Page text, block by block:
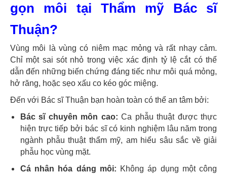
gọn môi tại Thẩm mỹ Bác sĩ
Thuận?
Vùng môi là vùng có niêm mạc mỏng và rất nhạy cảm.
Chỉ một sai sót nhỏ trong việc xác định tỷ lệ cắt có thể
dẫn đến những biến chứng đáng tiếc như môi quá mỏng,
hở răng, hoặc sẹo xấu co kéo góc miệng.
Đến với Bác sĩ Thuận bạn hoàn toàn có thể an tâm bởi:
Bác sĩ chuyên môn cao: Ca phẫu thuật được thực
hiện trực tiếp bởi bác sĩ có kinh nghiệm lâu năm trong
ngành phẫu thuật thẩm mỹ, am hiểu sâu sắc về giải
phẫu học vùng mặt.
Cá nhân hóa dáng môi: Không áp dụng một công